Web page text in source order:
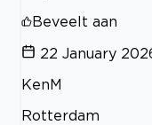
Beveelt aan
22 January
KenM
Rotterdam